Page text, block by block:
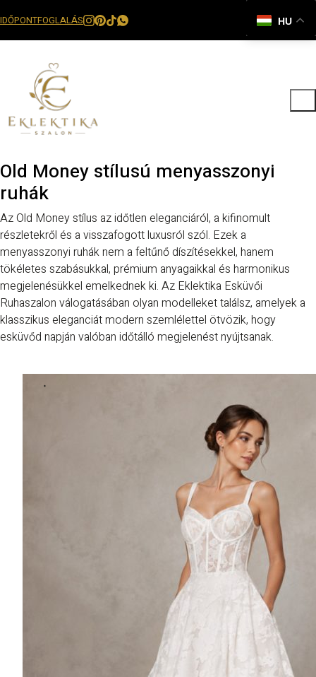
IDŐPONTFOGLALÁS HU
Old Money stílusú menyasszonyi
ruhák
Az Old Money stílus az időtlen eleganciáról, a kifinomult
részletekről és a visszafogott luxusról szól. Ezek a
menyasszonyi ruhák nem a feltűnő díszítésekkel, hanem
tökéletes szabásukkal, prémium anyagaikkal és harmonikus
megjelenésükkel emelkednek ki. Az Eklektika Esküvői
Ruhaszalon válogatásában olyan modelleket találsz, amelyek a
klasszikus eleganciát modern szemlélettel ötvözik, hogy
esküvőd napján valóban időtálló megjelenést nyújtsanak.